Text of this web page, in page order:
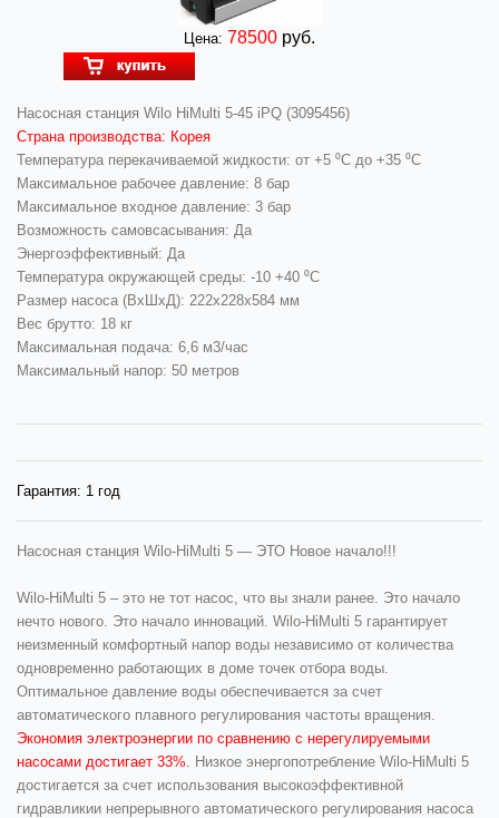
Цена: 78500 руб.
Насосная станция Wilo HiMulti 5-45 iPQ (3095456)
Страна производства: Корея
Температура перекачиваемой жидкости: от +5 ⁰С до +35 ⁰С
Максимальное рабочее давление: 8 бар
Максимальное входное давление: 3 бар
Возможность самовсасывания: Да
Энергоэффективный: Да
Температура окружающей среды: -10 +40 ⁰С
Размер насоса (ВхШхД): 222x228x584 мм
Вес брутто: 18 кг
Максимальная подача: 6,6 м3/час
Максимальный напор: 50 метров
Гарантия: 1 год
Насосная станция Wilo-HiMulti 5 — ЭТО Новое начало!!!
Wilo-HiMulti 5 – это не тот насос, что вы знали ранее. Это начало
нечто нового. Это начало инноваций. Wilo-HiMulti 5 гарантирует
неизменный комфортный напор воды независимо от количества
одновременно работающих в доме точек отбора воды.
Оптимальное давление воды обеспечивается за счет
автоматического плавного регулирования частоты вращения.
Экономия электроэнергии по сравнению с нерегулируемыми
насосами достигает 33%. Низкое энергопотребление Wilo-HiMulti 5
достигается за счет использования высокоэффективной
гидравликии непрерывного автоматического регулирования насоса